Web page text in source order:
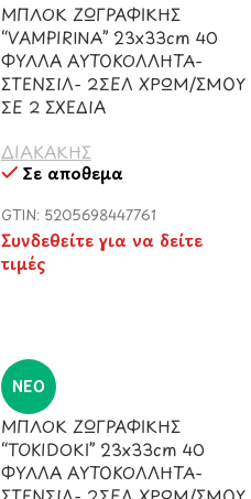
ΜΠΛΟΚ ΖΩΓΡΑΦΙΚΗΣ
“VAMPIRINA” 23x33cm 40
ΦΥΛΛΑ ΑΥΤΟΚΟΛΛΗΤΑ-
ΣΤΕΝΣΙΛ- 2ΣΕΛ ΧΡΩΜ/ΣΜΟΥ
ΣΕ 2 ΣΧΕΔΙΑ
ΔΙΑΚΑΚΗΣ
Σε απόθεμα
GTIN: 5205698447761
Συνδεθείτε για να δείτε
τιμές
ΝΈΟ
ΜΠΛΟΚ ΖΩΓΡΑΦΙΚΗΣ
“TOKIDOKI” 23x33cm 40
ΦΥΛΛΑ ΑΥΤΟΚΟΛΛΗΤΑ-